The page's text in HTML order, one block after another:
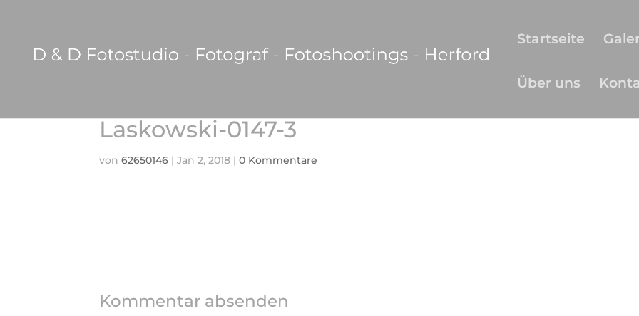
Startseite
Über uns
Laskowski-0147-3
von 62650146 | Jan 2, 2018 | 0 Kommentare
Kommentar absenden